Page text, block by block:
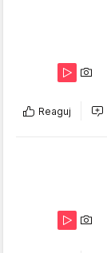
Reaguj